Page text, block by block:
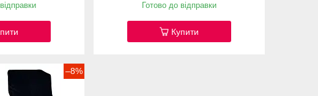
Готово до відправки
Купити
–8%